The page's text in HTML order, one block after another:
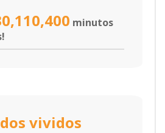
minutos
vividos